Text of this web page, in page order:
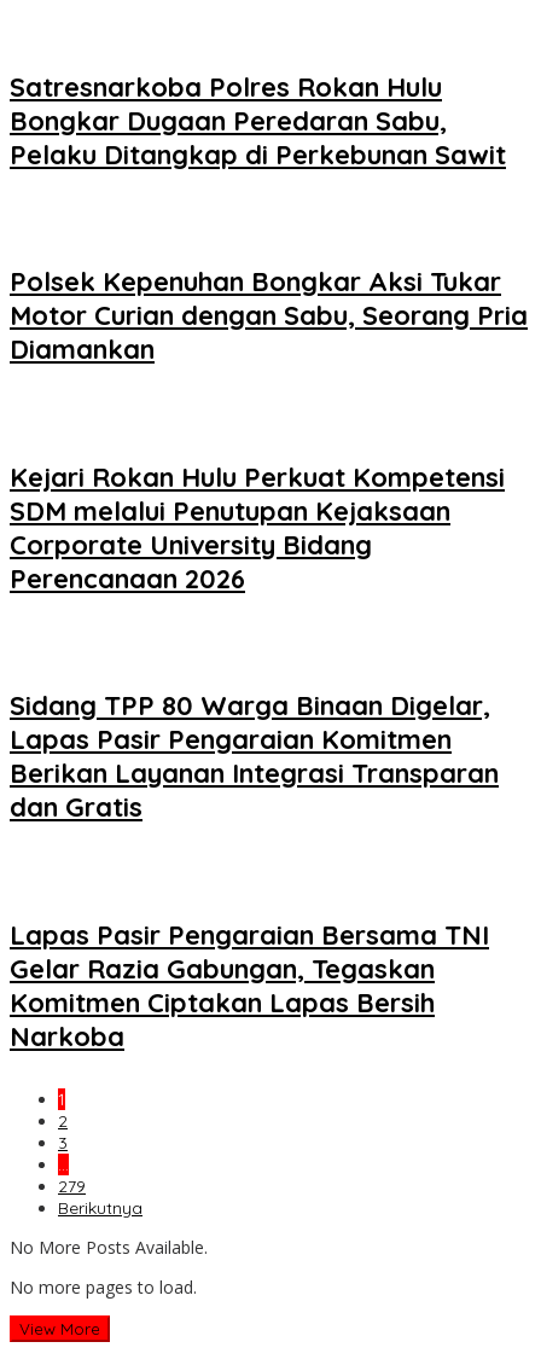
Satresnarkoba Polres Rokan Hulu
Bongkar Dugaan Peredaran Sabu,
Pelaku Ditangkap di Perkebunan Sawit
Polsek Kepenuhan Bongkar Aksi Tukar
Motor Curian dengan Sabu, Seorang Pria
Diamankan
Kejari Rokan Hulu Perkuat Kompetensi
SDM melalui Penutupan Kejaksaan
Corporate University Bidang
Perencanaan 2026
Sidang TPP 80 Warga Binaan Digelar,
Lapas Pasir Pengaraian Komitmen
Berikan Layanan Integrasi Transparan
dan Gratis
Lapas Pasir Pengaraian Bersama TNI
Gelar Razia Gabungan, Tegaskan
Komitmen Ciptakan Lapas Bersih
Narkoba
1
2
3
…
279
Berikutnya
No More Posts Available.
No more pages to load.
View More